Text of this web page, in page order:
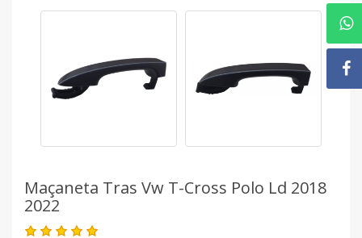
Maçaneta Tras Vw T-Cross Polo Ld 2018
2022